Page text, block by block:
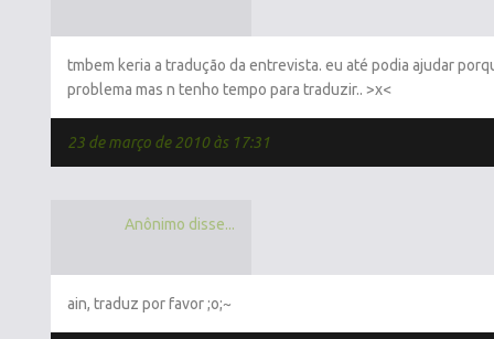
tmbem keria a tradução da entrevista. eu até podia ajudar
problema mas n tenho tempo para traduzir.. >x<
23 de março de 2010 às 17:31
Anônimo disse...
ain, traduz por favor ;o;~